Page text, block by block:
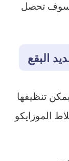
سوف تحصل
البقع
تنظيفها
الموزايكو